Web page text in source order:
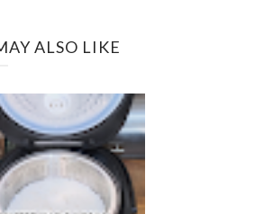
ALSO LIKE